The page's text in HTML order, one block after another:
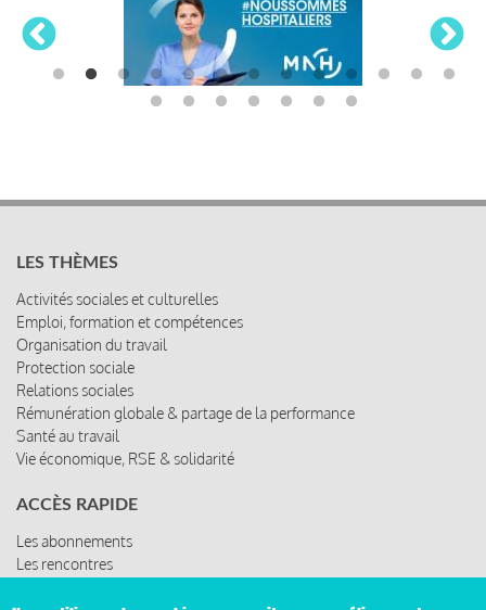
LES THÈMES
Activités sociales et culturelles
Emploi, formation et compétences
Organisation du travail
Protection sociale
Relations sociales
Rémunération globale & partage de la performance
Santé au travail
Vie économique, RSE & solidarité
ACCÈS RAPIDE
Les abonnements
Les rencontres